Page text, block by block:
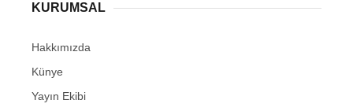
KURUMSAL
Hakkımızda
Künye
Yayın Ekibi